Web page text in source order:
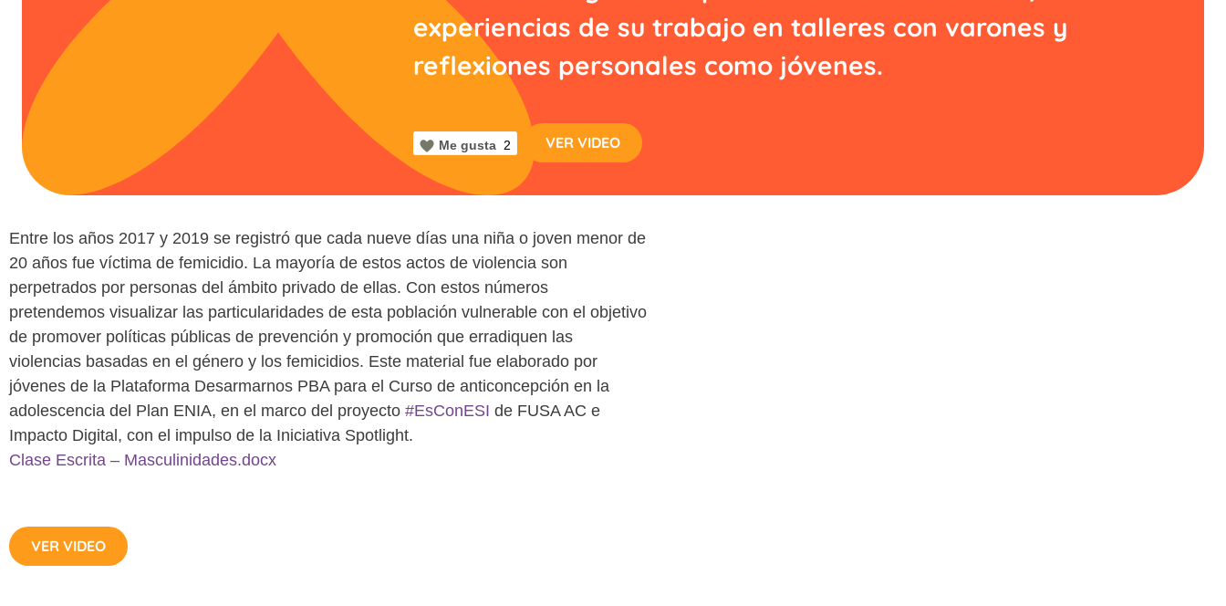
experiencias de su trabajo en talleres con varones y
reflexiones personales como jóvenes.
Me gusta 2 VER VIDEO
Entre los años 2017 y 2019 se registró que cada nueve días una niña o joven menor de
20 años fue víctima de femicidio. La mayoría de estos actos de violencia son
perpetrados por personas del ámbito privado de ellas. Con estos números
pretendemos visualizar las particularidades de esta población vulnerable con el objetivo
de promover políticas públicas de prevención y promoción que erradiquen las
violencias basadas en el género y los femicidios. Este material fue elaborado por
jóvenes de la Plataforma Desarmarnos PBA para el Curso de anticoncepción en la
adolescencia del Plan ENIA, en el marco del proyecto #EsConESI de FUSA AC e
Impacto Digital, con el impulso de la Iniciativa Spotlight.
Clase Escrita – Masculinidades.docx
VER VIDEO